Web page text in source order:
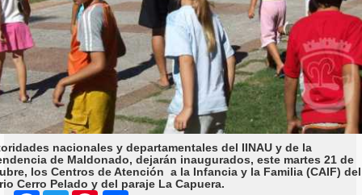
nacionales y departamentales del IINAU y de la
de Maldonado, dejarán inaugurados, este martes 21 de
los Centros de Atención a la Infancia y la Familia (CAIF) del
Cerro Pelado y del paraje La Capuera.